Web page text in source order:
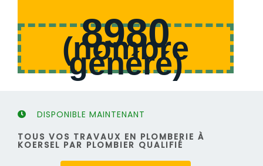
8980
(nombre
généré)
DISPONIBLE MAINTENANT
TOUS VOS TRAVAUX EN PLOMBERIE À
KOERSEL PAR PLOMBIER QUALIFIÉ